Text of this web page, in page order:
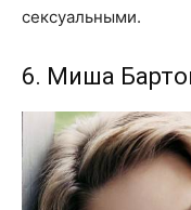
сексуальными.
6. Миша